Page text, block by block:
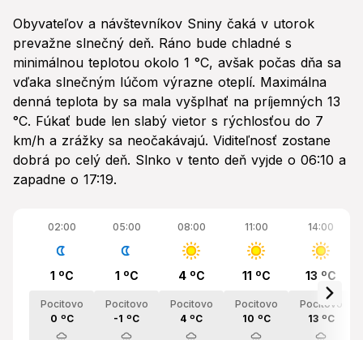
Obyvateľov a návštevníkov Sniny čaká v utorok
prevažne slnečný deň. Ráno bude chladné s
minimálnou teplotou okolo 1 °C, avšak počas dňa sa
vďaka slnečným lúčom výrazne oteplí. Maximálna
denná teplota by sa mala vyšplhať na príjemných 13
°C. Fúkať bude len slabý vietor s rýchlosťou do 7
km/h a zrážky sa neočakávajú. Viditeľnosť zostane
dobrá po celý deň. Slnko v tento deň vyjde o 06:10 a
zapadne o 17:19.
02:00
1 ºC
Pocitovo
0 ºC
05:00
1 ºC
Pocitovo
-1 ºC
08:00
4 ºC
Pocitovo
4 ºC
11:00
11 ºC
Pocitovo
10 ºC
14:00
13 ºC
Pocitovo
13 ºC